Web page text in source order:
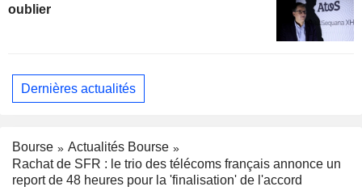
oublier
Dernières actualités
Bourse
Actualités Bourse
Rachat de SFR : le trio des télécoms français annonce un
report de 48 heures pour la 'finalisation' de l'accord